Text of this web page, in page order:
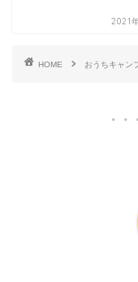
2021
HOME おうちキャン